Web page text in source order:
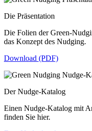
Die Präsentation
Die Folien der Green-
das Konzept des Nudging.
Download (PDF)
Der Nudge-Katalog
Einen Nudge-Katalog mit
finden Sie hier.